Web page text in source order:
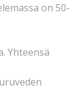
on 50-
Yhteensä